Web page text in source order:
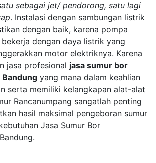
sebagai jet/ pendorong, satu lagi
. Instalasi dengan sambungan listrik
dengan baik, karena pompa
dengan daya listrik yang
motor elektriknya. Karena
jasa profesional jasa sumur bor
Bandung yang mana dalam keahlian
serta memiliki kelangkapan alat-alat
Rancanumpang sangatlah penting
hasil maksimal pengeboran sumur
Jasa Sumur Bor